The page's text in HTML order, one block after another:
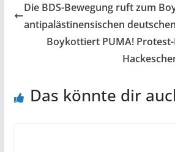
Die BDS-Bewegung ruft zum
antipalästinensischen
Boykottiert PUMA!
Das könnte dir